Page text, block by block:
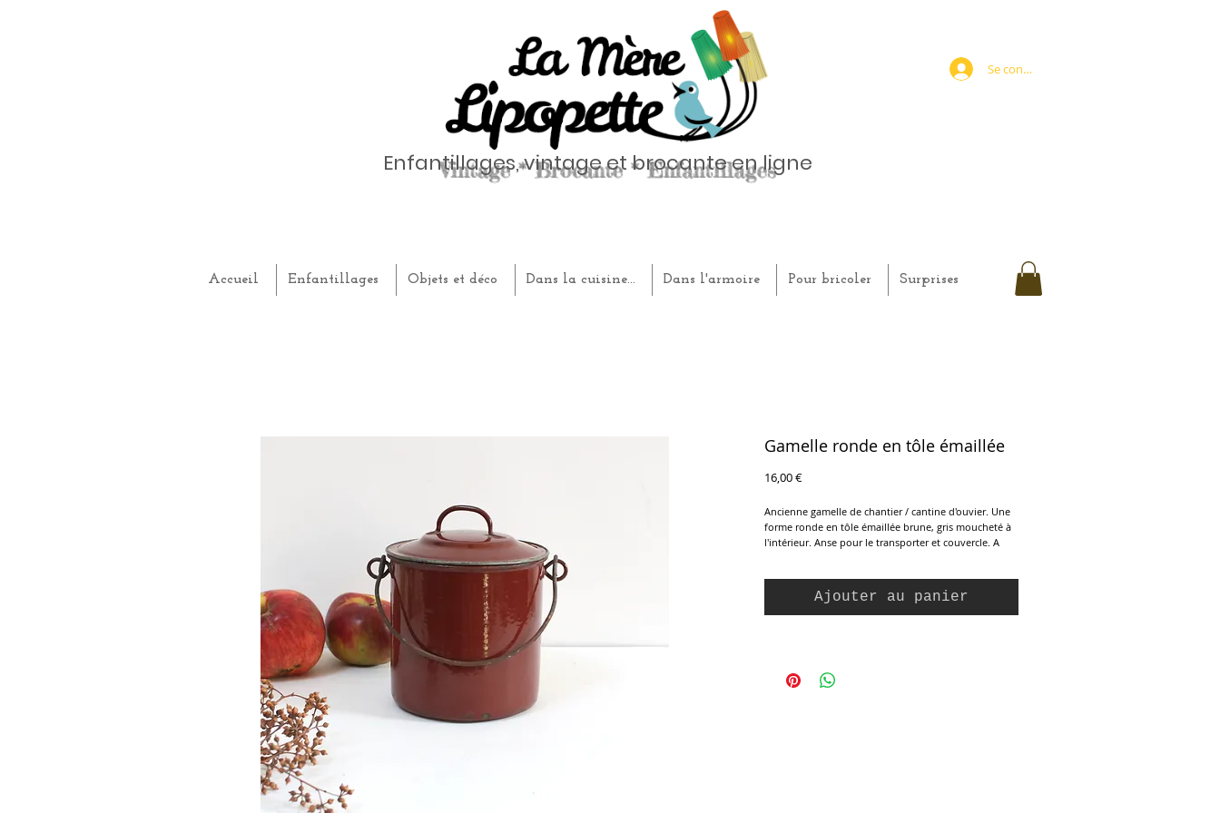
Enfantillages, vintage et brocante en ligne
Accueil Enfantillages Objets et déco Dans la cuisine... Dans l'armoire Pour bricoler Surprises
Se connecter
Gamelle ronde en tôle émaillée
16,00 €Prix
Ancienne gamelle de chantier / cantine d'ouvier. Une
forme ronde en tôle émaillée brune, gris moucheté à
l'intérieur. Anse pour le transporter et couvercle. A
Diamètre : 12,5 cm
Hauteur totale : 17 cm
Ajouter au panier